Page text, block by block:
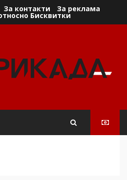
За контакти За реклама
Бисквитки